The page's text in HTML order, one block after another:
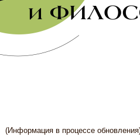
(Информация в процессе